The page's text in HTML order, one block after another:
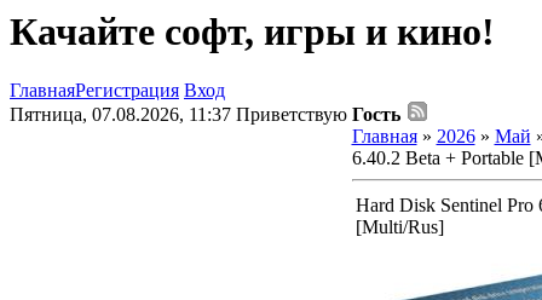
Качайте софт, игры и кино!
ГлавнаяРегистрация Вход
Пятница, 07.08.2026, 11:37 Приветствую Гость
Главная» 2026 » Май
6.40.2 Beta + Portable
Hard Disk Sentinel Pro
[Multi/Rus]